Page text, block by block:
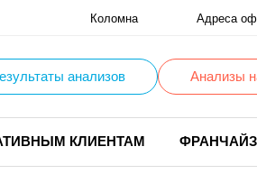
Коломна Адреса
анализов Анализы
КЛИЕНТАМ